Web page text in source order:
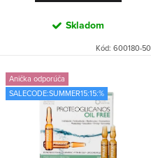
Skladom
Kód: 600180-50
Anička odporúča
SALECODE:SUMMER15:15:%